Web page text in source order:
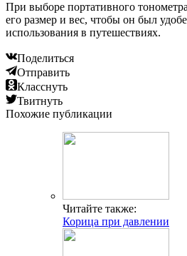
При выборе портативного
его размер и вес, чтобы он был
использования в путешествиях.
Поделиться
Отправить
Класснуть
Твитнуть
Похожие публикации
Читайте также:
Корица при давлении